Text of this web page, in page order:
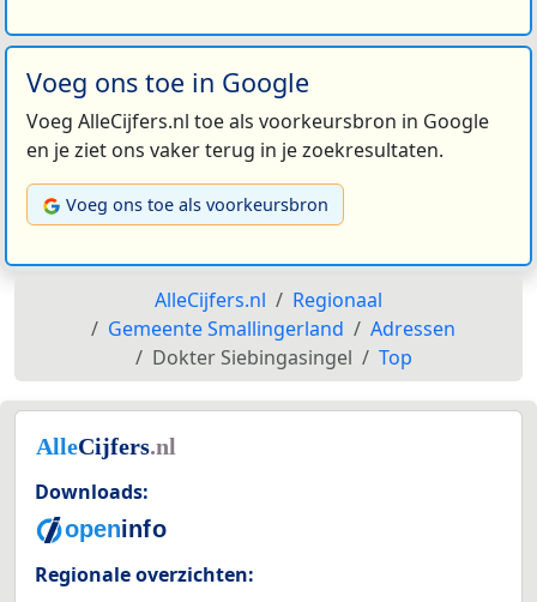
Voeg ons toe in Google
Voeg AlleCijfers.nl toe als voorkeursbron in Google
en je ziet ons vaker terug in je zoekresultaten.
Voeg ons toe als voorkeursbron
AlleCijfers.nl
Regionaal
Gemeente Smallingerland
Adressen
Dokter Siebingasingel
Top
Downloads:
Regionale overzichten: